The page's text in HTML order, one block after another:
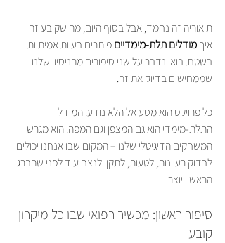
תיאוריה זה נחמד, אבל בסוף היום, מה שקובע זה
איך מודלים תלת-מימדיים פותרים בעיות אמיתיות
בשטח. בואו נדבר על שני סיפורים מהניסיון שלנו
שממחישים בדיוק את זה.
כל פרויקט הוא מסע אל הלא נודע. המודל
התלת-מימדי הוא גם המצפן וגם המפה. הוא מגרש
המשחקים הדיגיטלי שלנו – המקום שבו אנחנו יכולים
לבדוק רעיונות, לטעות, לתקן ולנצח עוד לפני שהברג
הראשון יוצר.
סיפור ראשון: מכשיר רפואי שבו כל מיקרון
קובע